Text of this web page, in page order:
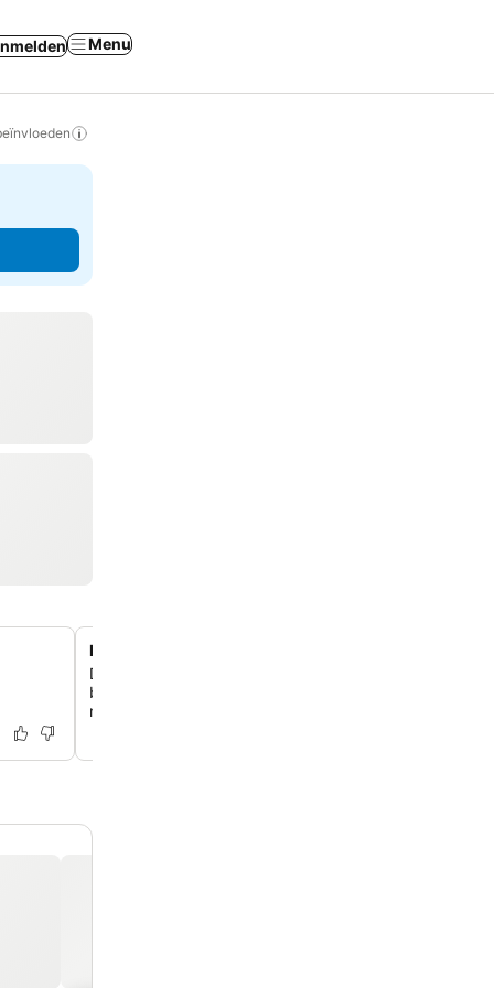
Menu
Historische kloosteromgeving
Dompel jezelf onder in een prachtig gerestaureerd 17e-
benedictijner klooster, dat historische charme
moderne elegantie.